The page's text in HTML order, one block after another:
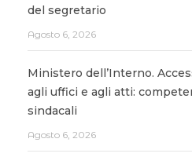
del segretario
Agosto 6, 2026
Ministero dell’Interno.
agli uffici e agli atti:
sindacali
Agosto 6, 2026